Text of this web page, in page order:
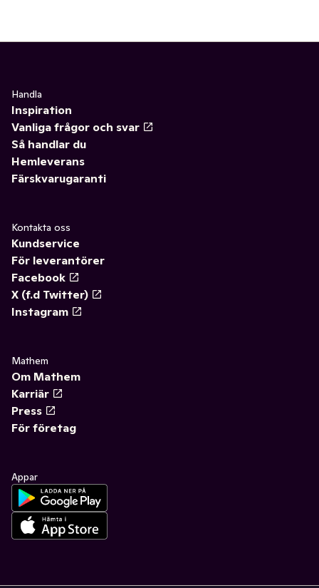
Handla
Inspiration
Vanliga frågor och svar
Så handlar du
Hemleverans
Färskvarugaranti
Kontakta oss
Kundservice
För leverantörer
Facebook
X (f.d Twitter)
Instagram
Mathem
Om Mathem
Karriär
Press
För företag
Appar